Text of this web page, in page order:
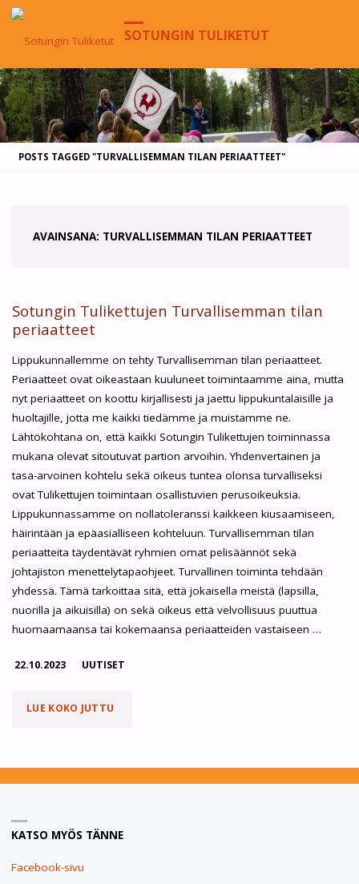
SOTUNGIN TULIKETUT
HOME
POSTS TAGGED "TURVALLISEMMAN TILAN PERIAATTEET"
AVAINSANA: TURVALLISEMMAN TILAN PERIAATTEET
Sotungin Tulikettujen Turvallisemman tilan
periaatteet
Lippukunnallemme on tehty Turvallisemman tilan periaatteet.
Periaatteet ovat oikeastaan kuuluneet toimintaamme aina, mutta
nyt periaatteet on koottu kirjallisesti ja jaettu lippukuntalaisille ja
huoltajille, jotta me kaikki tiedämme ja muistamme ne.
Lähtökohtana on, että kaikki Sotungin Tulikettujen toiminnassa
mukana olevat sitoutuvat partion arvoihin. Yhdenvertainen ja
tasa-arvoinen kohtelu sekä oikeus tuntea olonsa turvalliseksi
ovat Tulikettujen toimintaan osallistuvien perusoikeuksia.
Lippukunnassamme on nollatoleranssi kaikkeen kiusaamiseen,
häirintään ja epäasialliseen kohteluun. Turvallisemman tilan
periaatteita täydentävät ryhmien omat pelisäännöt sekä
johtajiston menettelytapaohjeet. Turvallinen toiminta tehdään
yhdessä. Tämä tarkoittaa sitä, että jokaisella meistä (lapsilla,
nuorilla ja aikuisilla) on sekä oikeus että velvollisuus puuttua
huomaamaansa tai kokemaansa periaatteiden vastaiseen …
22.10.2023 UUTISET
LUE KOKO JUTTU
TURVALLISEMMAN
PERIAATTEET"
KATSO MYÖS TÄNNE
Facebook-sivu